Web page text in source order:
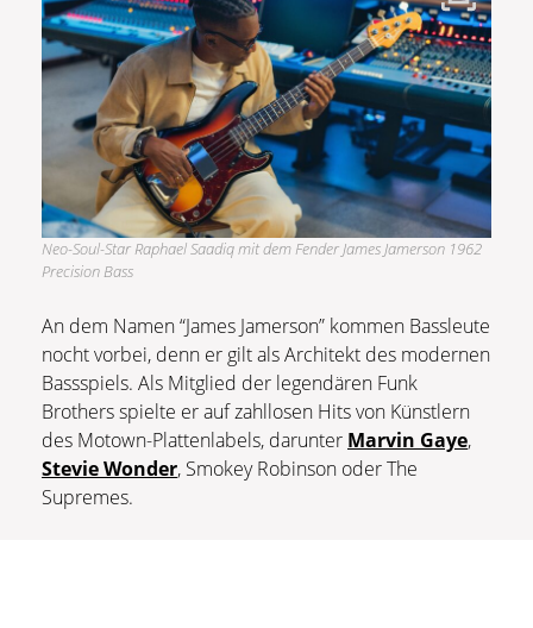
Neo-Soul-Star Raphael Saadiq mit dem Fender James Jamerson 1962
Precision Bass
An dem Namen “James Jamerson” kommen Bassleute
nocht vorbei, denn er gilt als Architekt des modernen
Bassspiels. Als Mitglied der legendären Funk
Brothers spielte er auf zahllosen Hits von Künstlern
des Motown-Plattenlabels, darunter Marvin Gaye,
Stevie Wonder, Smokey Robinson oder The
Supremes.